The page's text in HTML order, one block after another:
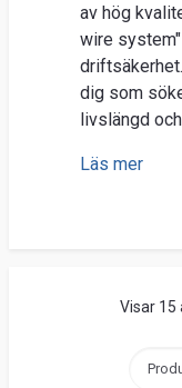
av hög
wire
dig som
livslängd
Läs mer
Visar 15